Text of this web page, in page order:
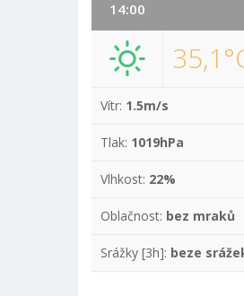
14:00
Vítr: 1.5m/s
Tlak: 1019hPa
Vlhkost: 22%
Oblačnost: bez mraků
Srážky [3h]: beze